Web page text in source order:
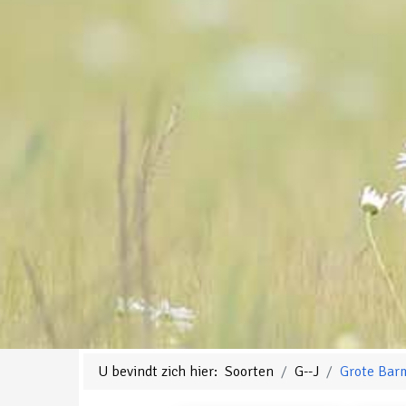
U bevindt zich hier: Soorten G--J Grote